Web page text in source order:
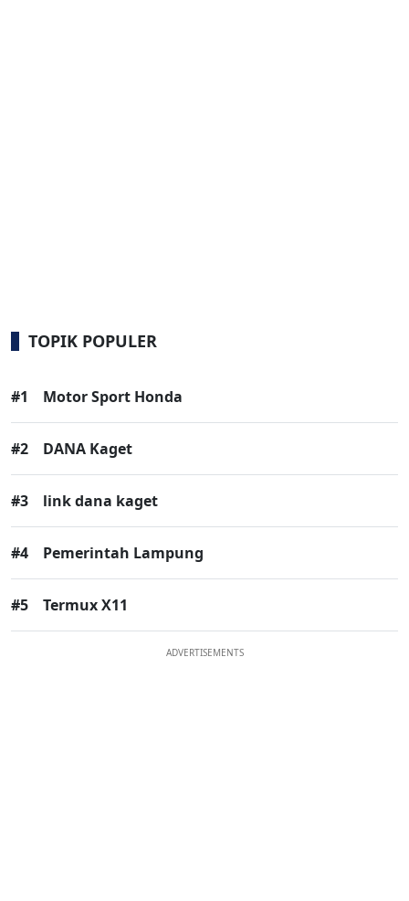
TOPIK POPULER
#1 Motor Sport Honda
#2 DANA Kaget
#3 link dana kaget
#4 Pemerintah Lampung
#5 Termux X11
ADVERTISEMENTS